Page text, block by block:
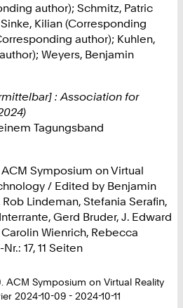
author); Schmitz, Patric
Kilian (Corresponding
author); Kuhlen,
Weyers, Benjamin
: Association for
Tagungsband
Symposium on Virtual
/ Edited by Benjamin
Lindeman, Stefania Serafin,
Gerd Bruder, J. Edward
Wienrich, Rebecca
17, 11 Seiten
ACM Symposium on Virtual Reality
2024-10-09 - 2024-10-11